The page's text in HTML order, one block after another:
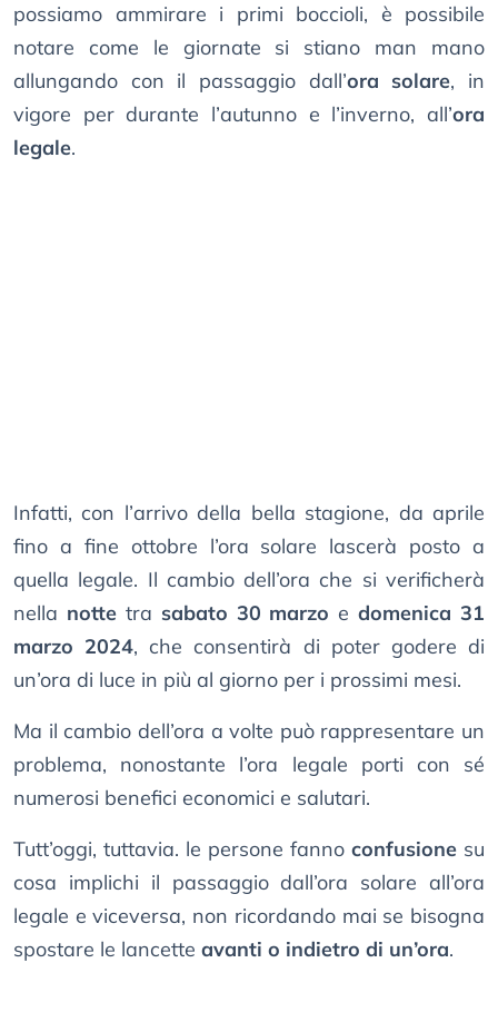
possiamo ammirare i primi boccioli, è possibile
notare come le giornate si stiano man mano
allungando con il passaggio dall’ora solare, in
vigore per durante l’autunno e l’inverno, all’ora
legale.
Infatti, con l’arrivo della bella stagione, da aprile
fino a fine ottobre l’ora solare lascerà posto a
quella legale. Il cambio dell’ora che si verificherà
nella notte tra sabato 30 marzo edomenica 31
marzo 2024, che consentirà di poter godere di
un’ora di luce in più al giorno per i prossimi mesi.
Ma il cambio dell’ora a volte può rappresentare un
problema, nonostante l’ora legale porti con sé
numerosi benefici economici e salutari.
Tutt’oggi, tuttavia. le persone fanno confusione su
cosa implichi il passaggio dall’ora solare all’ora
legale e viceversa, non ricordando mai se bisogna
spostare le lancette avanti o indietro di un’ora.